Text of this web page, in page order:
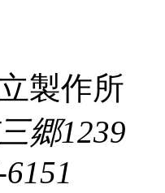
製作所
郷1239